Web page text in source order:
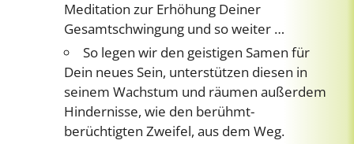
Meditation zur Erhöhung Deiner
Gesamtschwingung und so weiter …
So legen wir den geistigen Samen für
Dein neues Sein, unterstützen diesen in
seinem Wachstum und räumen außerdem
Hindernisse, wie den berühmt-
berüchtigten Zweifel, aus dem Weg.